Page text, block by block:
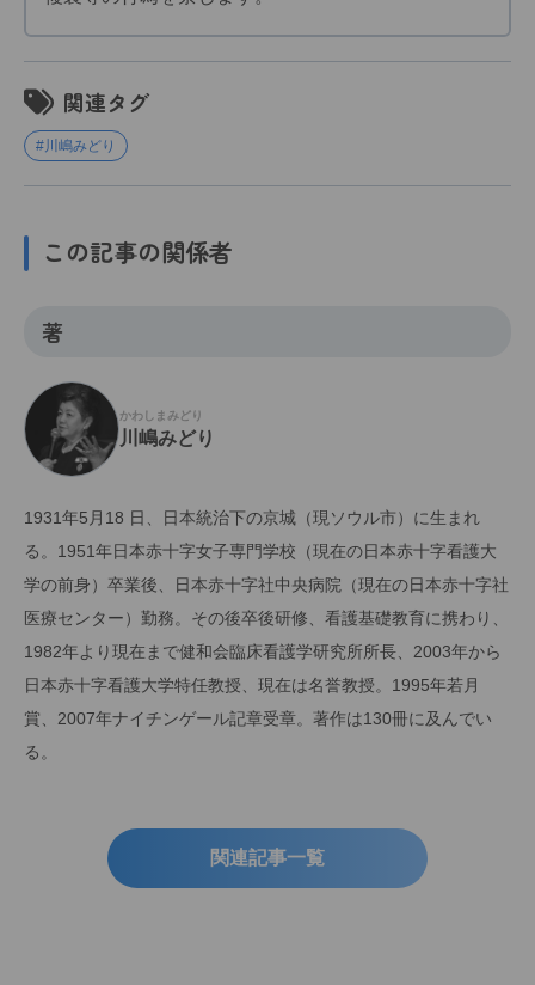
関連タグ
#川嶋みどり
この記事の関係者
著
かわしまみどり
川嶋みどり
1931年5月18 日、日本統治下の京城（現ソウル市）に生まれ
る。1951年日本赤十字女子専門学校（現在の日本赤十字看護大
学の前身）卒業後、日本赤十字社中央病院（現在の日本赤十字社
医療センター）勤務。その後卒後研修、看護基礎教育に携わり、
1982年より現在まで健和会臨床看護学研究所所長、2003年から
日本赤十字看護大学特任教授、現在は名誉教授。1995年若月
賞、2007年ナイチンゲール記章受章。著作は130冊に及んでい
る。
関連記事一覧